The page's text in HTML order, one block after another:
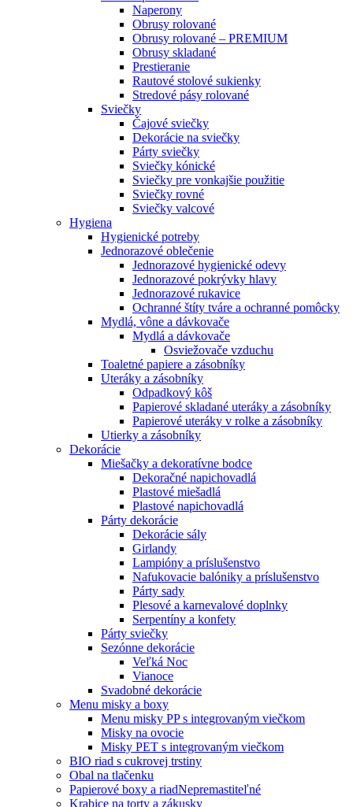
Naperony
Obrusy rolované
Obrusy rolované – PREMIUM
Obrusy skladané
Prestieranie
Rautové stolové sukienky
Stredové pásy rolované
Sviečky
Čajové sviečky
Dekorácie na sviečky
Párty sviečky
Sviečky kónické
Sviečky pre vonkajšie použitie
Sviečky rovné
Sviečky valcové
Hygiena
Hygienické potreby
Jednorazové oblečenie
Jednorazové hygienické odevy
Jednorazové pokrývky hlavy
Jednorazové rukavice
Ochranné štíty tváre a ochranné pomôcky
Mydlá, vône a dávkovače
Mydlá a dávkovače
Osviežovače vzduchu
Toaletné papiere a zásobníky
Uteráky a zásobníky
Odpadkový kôš
Papierové skladané uteráky a zásobníky
Papierové uteráky v rolke a zásobníky
Utierky a zásobníky
Dekorácie
Miešačky a dekoratívne bodce
Dekoračné napichovadlá
Plastové miešadlá
Plastové napichovadlá
Párty dekorácie
Dekorácie sály
Girlandy
Lampióny a príslušenstvo
Nafukovacie balóniky a príslušenstvo
Párty sady
Plesové a karnevalové doplnky
Serpentíny a konfety
Párty sviečky
Sezónne dekorácie
Veľká Noc
Vianoce
Svadobné dekorácie
Menu misky a boxy
Menu misky PP s integrovaným viečkom
Misky na ovocie
Misky PET s integrovaným viečkom
BIO riad s cukrovej trstiny
Obal na tlačenku
Papierové boxy a riadNepremastiteľné
Krabice na torty a zákusky